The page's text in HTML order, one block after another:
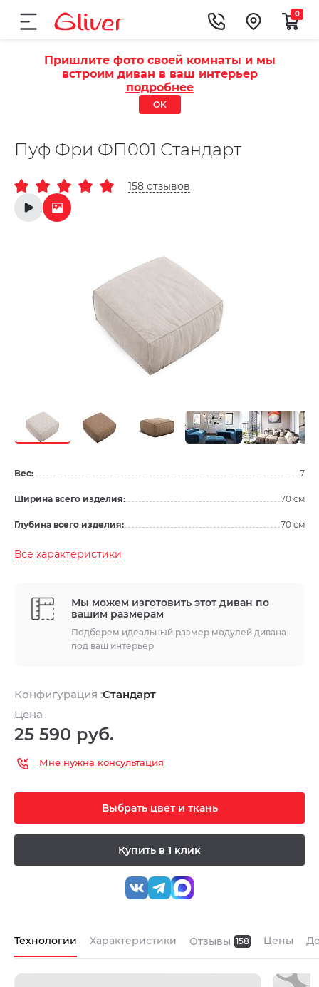
0
Пришлите фото своей комнаты и мы
встроим диван в ваш интерьер
подробнее
ОК
Пуф Фри ФП001 Стандарт
158 отзывов
Вес: 7
Ширина всего изделия: 70 см
Глубина всего изделия: 70 см
Все характеристики
Мы можем изготовить этот диван по
вашим размерам
Подберем идеальный размер модулей дивана
под ваш интерьер
Конфигурация :Стандарт
Цена
25 590 руб.
Мне нужна консультация
Выбрать цвет и ткань
Купить в 1 клик
Технологии Характеристики Отзывы 158 Цены